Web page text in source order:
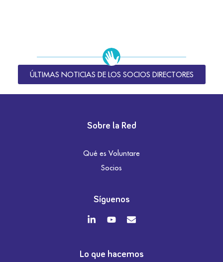
ÚLTIMAS NOTICIAS DE LOS SOCIOS DIRECTORES
Sobre la Red
Qué es Voluntare
Socios
Síguenos
Lo que hacemos